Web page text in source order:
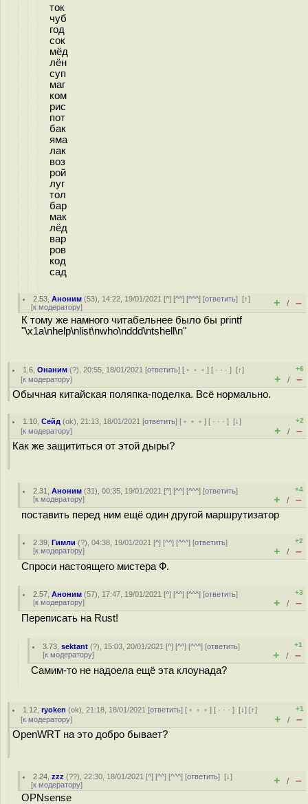
ток
чуб
год
сок
мёд
лён
суп
маг
ком
рис
пот
бак
яма
лак
воз
рой
луг
тол
бар
мак
лёд
вар
ров
код
сад
2.53 ,Аноним (53), 14:22, 19/01/2021 [^] [^^] [^^^] [ответить][↑]
[к модератору] + / –
К тому же намного читабельнее было бы printf
"\x1a\nhelp\nlist\nwho\nddd\ntshell\n"
1.6 ,Онаним (?), 20:55, 18/01/2021 [ответить] [ ﹢﹢﹢] [ · · ·][↑]
[к модератору]
+6
+ / –
Обычная китайская поляпка-поделка. Всё нормально.
1.10 ,Сейд (ok), 21:13, 18/01/2021 [ответить] [ ﹢﹢﹢] [ · · ·][↓]
[к модератору]
+2
+ / –
Как же защититься от этой дыры?
2.31 ,Аноним (31), 00:35, 19/01/2021 [^] [^^] [^^^] [ответить]
[к модератору]
+4
+ / –
поставить перед ним ещё один другой маршрутизатор
2.39 ,Гимли (?), 04:38, 19/01/2021 [^] [^^] [^^^] [ответить]
[к модератору]
+2
+ / –
Спроси настоящего мистера Ф.
2.57 ,Аноним (57), 17:47, 19/01/2021 [^] [^^] [^^^] [ответить]
[к модератору]
+3
+ / –
Переписать на Rust!
3.73 ,sektant (?), 15:03, 20/01/2021 [^] [^^] [^^^] [ответить]
[к модератору]
+1
+ / –
Самим-то не надоела ещё эта клоунада?
1.12 ,ryoken (ok), 21:18, 18/01/2021 [ответить] [ ﹢﹢﹢] [ · · ·][↓] [↑]
[к модератору]
+1
+ / –
OpenWRT на это добро бывает?
2.24 ,zzz (??), 22:30, 18/01/2021 [^] [^^] [^^^] [ответить][↓]
[к модератору] + / –
OPNsense